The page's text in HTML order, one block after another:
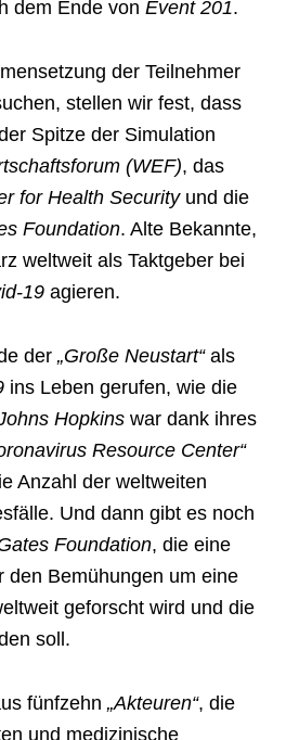
dem Ende von Event 201.
der Teilnehmer
stellen wir fest, dass
Spitze der Simulation
(WEF), das
for Health Securityund die
Foundation. Alte Bekannte,
weltweit als Taktgeber bei
19 agieren.
der „Große Neustart“als
ins Leben gerufen, wie die
Hopkins war dank ihres
Resource Center“
Anzahl der weltweiten
Und dann gibt es noch
Foundation, die eine
den Bemühungen um eine
geforscht wird und die
soll.
fünfzehn „Akteuren“, die
und medizinische